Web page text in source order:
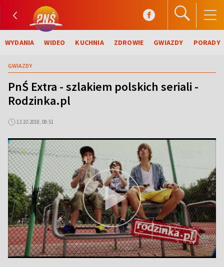
WYDANIA WIDEO KUCHNIA ZDROWIE GWIAZDY PORADY
GWIAZDY
PnŚ Extra - szlakiem polskich seriali -
Rodzinka.pl
13.10.2018, 08:51